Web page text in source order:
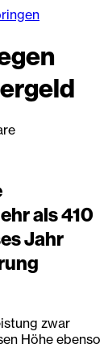
als 410
Jahr
zwar
Höhe ebenso